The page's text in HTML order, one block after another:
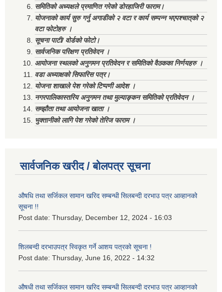
समितिको अध्यक्षले प्रमाणित गरेको डोरहाजिरी फाराम।
योजनाको कार्य सुरु गर्नु अगाडीको २ वटा र कार्य सम्पन्न भएपश्चात्‌को २
वटा फोटोहरु ।
सूचना पाटी/ वोर्डको फोटो।
सार्वजनिक परिक्षण प्रतिवेदन ।
आयोजना स्थलको अनुगमन प्रतिवेदन र समितिको वैठकका निर्णयहरु ।
वडा अध्याक्षको सिफारिस पत्र।
योजना शाखाले पेश गरेको टिप्पणी आदेश ।
नगरपालिकास्तरिय अनुगमन तथा मुल्याङ्कन समितिको प्रतिवेदन ।
सम्झौता तथा आयोजना खाता ।
भुक्तानीको लागि पेश गरेको तेरिज फाराम ।
सार्वजनिक खरीद / बोलपत्र सूचना
औषधि तथा सर्जिकल सामान खरिद सम्बन्धी सिलबन्दी दरभाउ पत्र आव्हानको
सूचना !!
Post date: Thursday, December 12, 2024 - 16:03
शिलबन्दी दरभाउपत्र स्विकृत गर्ने आशय पत्रको सूचना !
Post date: Thursday, June 16, 2022 - 14:32
औषधी तथा सर्जिकल सामान खरिद सम्बन्धी सिलबन्दी दरभाउ पत्र आव्हानको